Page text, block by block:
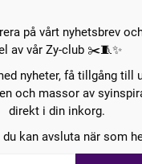
på vårt nyhetsbrev
av vår Zy-club ✂️🧵✨
nyheter, få tillgång till
och massor av
direkt i din inkorg.
du kan avsluta när som